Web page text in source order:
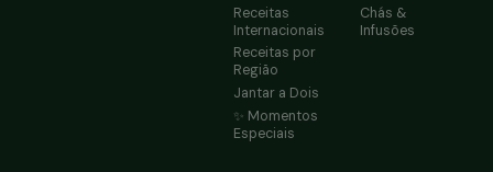
Receitas
Internacionais
Receitas por
Região
Jantar a Dois
✨ Momentos
Especiais
Chás &
Infusões